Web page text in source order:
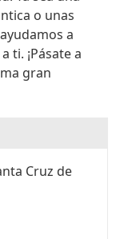
o unas
a
ti. ¡Pásate a
gran
Cruz de